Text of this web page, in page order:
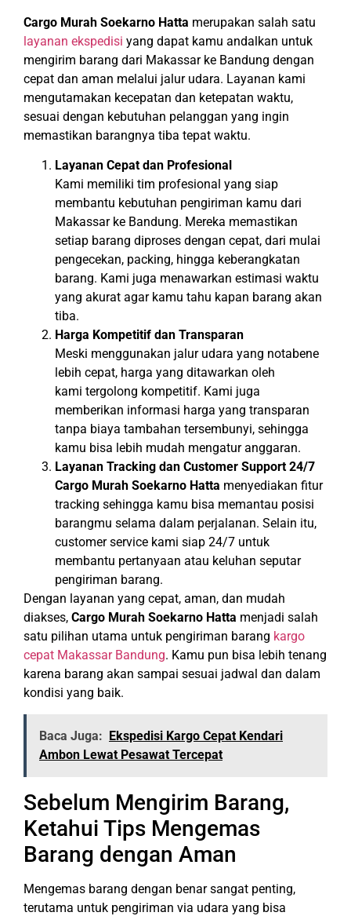
Cargo Murah Soekarno Hatta merupakan salah satu
layanan ekspedisi yang dapat kamu andalkan untuk
mengirim barang dari Makassar ke Bandung dengan
cepat dan aman melalui jalur udara. Layanan kami
mengutamakan kecepatan dan ketepatan waktu,
sesuai dengan kebutuhan pelanggan yang ingin
memastikan barangnya tiba tepat waktu.
Layanan Cepat dan Profesional
Kami memiliki tim profesional yang siap
membantu kebutuhan pengiriman kamu dari
Makassar ke Bandung. Mereka memastikan
setiap barang diproses dengan cepat, dari mulai
pengecekan, packing, hingga keberangkatan
barang. Kami juga menawarkan estimasi waktu
yang akurat agar kamu tahu kapan barang akan
tiba.
Harga Kompetitif dan Transparan
Meski menggunakan jalur udara yang notabene
lebih cepat, harga yang ditawarkan oleh
kami tergolong kompetitif. Kami juga
memberikan informasi harga yang transparan
tanpa biaya tambahan tersembunyi, sehingga
kamu bisa lebih mudah mengatur anggaran.
Layanan Tracking dan Customer Support 24/7
Cargo Murah Soekarno Hatta menyediakan fitur
tracking sehingga kamu bisa memantau posisi
barangmu selama dalam perjalanan. Selain itu,
customer service kami siap 24/7 untuk
membantu pertanyaan atau keluhan seputar
pengiriman barang.
Dengan layanan yang cepat, aman, dan mudah
diakses, Cargo Murah Soekarno Hatta menjadi salah
satu pilihan utama untuk pengiriman barang kargo
cepat Makassar Bandung. Kamu pun bisa lebih tenang
karena barang akan sampai sesuai jadwal dan dalam
kondisi yang baik.
Baca Juga: Ekspedisi Kargo Cepat Kendari
Ambon Lewat Pesawat Tercepat
Sebelum Mengirim Barang,
Ketahui Tips Mengemas
Barang dengan Aman
Mengemas barang dengan benar sangat penting,
terutama untuk pengiriman via udara yang bisa